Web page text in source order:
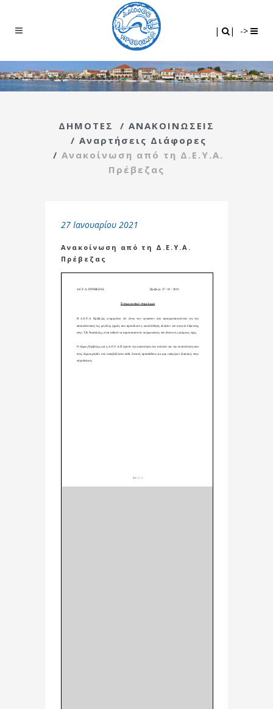
| | ->
ΔΗΜΟΤΕΣ / ΑΝΑΚΟΙΝΩΣΕΙΣ
/ Αναρτήσεις Διάφορες
/ Ανακοίνωση από τη Δ.Ε.Υ.Α.
Πρέβεζας
27 Ιανουαρίου 2021
Ανακοίνωση από τη Δ.Ε.Υ.Α.
Πρέβεζας